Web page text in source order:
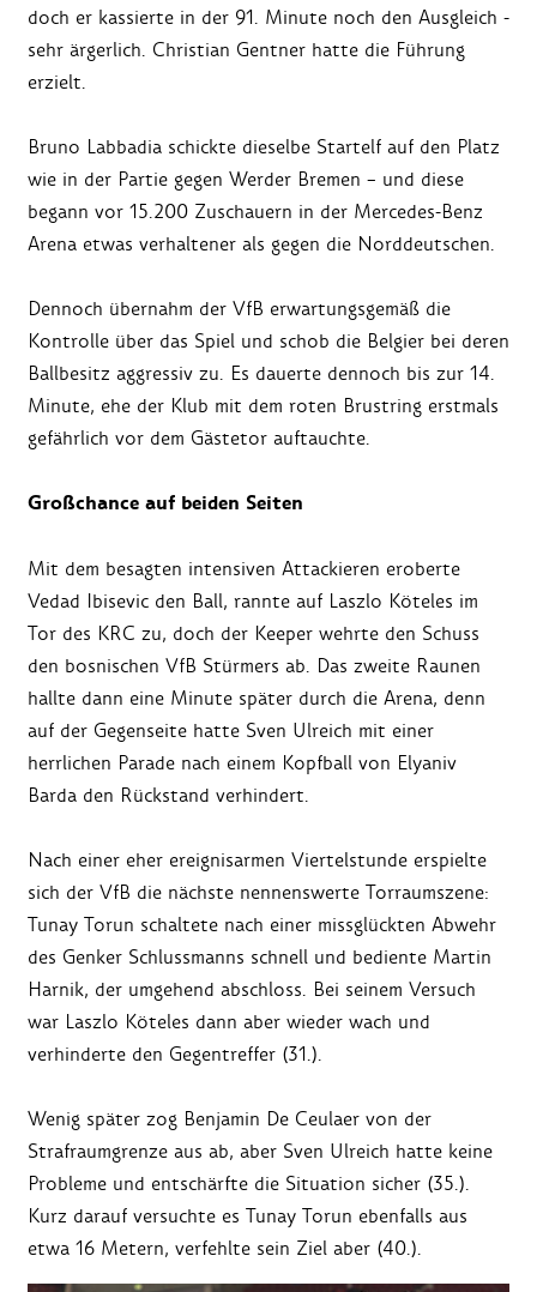
doch er kassierte in der 91. Minute noch den Ausgleich -
sehr ärgerlich. Christian Gentner hatte die Führung
erzielt.
Bruno Labbadia schickte dieselbe Startelf auf den Platz
wie in der Partie gegen Werder Bremen – und diese
begann vor 15.200 Zuschauern in der Mercedes-Benz
Arena etwas verhaltener als gegen die Norddeutschen.
Dennoch übernahm der VfB erwartungsgemäß die
Kontrolle über das Spiel und schob die Belgier bei deren
Ballbesitz aggressiv zu. Es dauerte dennoch bis zur 14.
Minute, ehe der Klub mit dem roten Brustring erstmals
gefährlich vor dem Gästetor auftauchte.
Großchance auf beiden Seiten
Mit dem besagten intensiven Attackieren eroberte
Vedad Ibisevic den Ball, rannte auf Laszlo Köteles im
Tor des KRC zu, doch der Keeper wehrte den Schuss
den bosnischen VfB Stürmers ab. Das zweite Raunen
hallte dann eine Minute später durch die Arena, denn
auf der Gegenseite hatte Sven Ulreich mit einer
herrlichen Parade nach einem Kopfball von Elyaniv
Barda den Rückstand verhindert.
Nach einer eher ereignisarmen Viertelstunde erspielte
sich der VfB die nächste nennenswerte Torraumszene:
Tunay Torun schaltete nach einer missglückten Abwehr
des Genker Schlussmanns schnell und bediente Martin
Harnik, der umgehend abschloss. Bei seinem Versuch
war Laszlo Köteles dann aber wieder wach und
verhinderte den Gegentreffer (31.).
Wenig später zog Benjamin De Ceulaer von der
Strafraumgrenze aus ab, aber Sven Ulreich hatte keine
Probleme und entschärfte die Situation sicher (35.).
Kurz darauf versuchte es Tunay Torun ebenfalls aus
etwa 16 Metern, verfehlte sein Ziel aber (40.).